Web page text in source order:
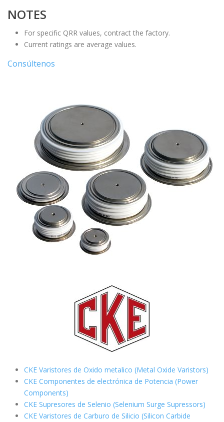
NOTES
For specific QRR values, contract the factory.
Current ratings are average values.
Consúltenos
CKE Varistores de Oxido metalico (Metal Oxide Varistors)
CKE Componentes de electrónica de Potencia (Power
Components)
CKE Supresores de Selenio (Selenium Surge Supressors)
CKE Varistores de Carburo de Silicio (Silicon Carbide